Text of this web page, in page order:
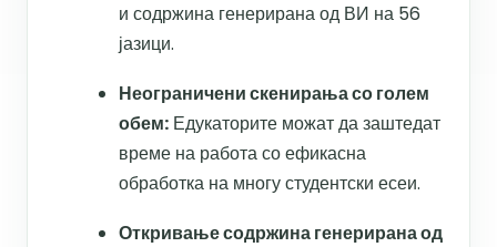
и содржина генерирана од ВИ на 56
јазици.
Неограничени скенирања со голем
обем: Едукаторите можат да заштедат
време на работа со ефикасна
обработка на многу студентски есеи.
Откривање содржина генерирана од